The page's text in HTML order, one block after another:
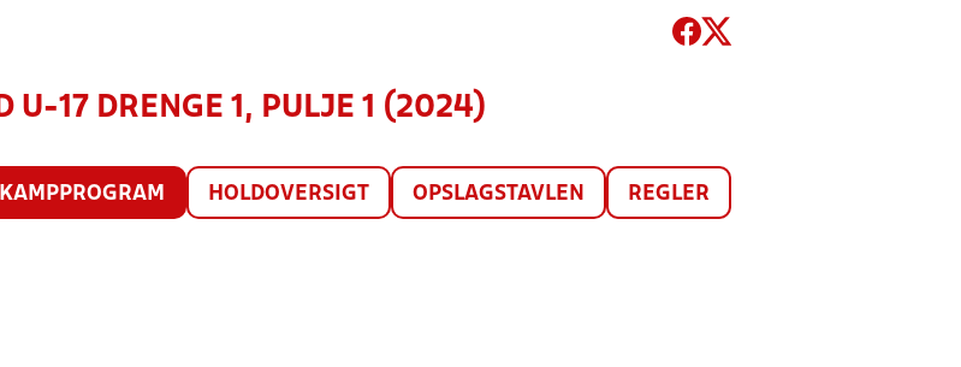
U-17 DRENGE 1, PULJE 1 (2024)
KAMPPROGRAM HOLDOVERSIGT OPSLAGSTAVLEN REGLER